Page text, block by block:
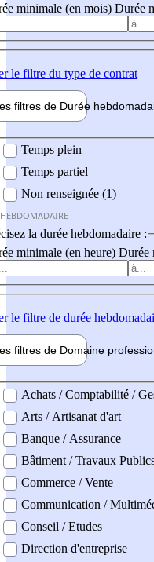
minimale (en mois) Durée
le filtre du type de contrat
filtres de Durée hebdo
Temps plein
Temps partiel
Non renseignée (1)
la durée hebdomadaire :
minimale (en heure) Durée
le filtre de durée
filtres de Domaine pro
professionel
Achats / Comptabilité /
Arts / Artisanat d'art
Banque / Assurance
Bâtiment / Travaux
Commerce / Vente
Communication /
Conseil / Etudes
Direction d'entreprise